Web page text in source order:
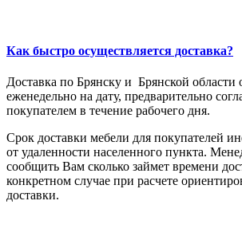
Как быстро осуществляется доставка?
Доставка по Брянску и Брянской области
еженедельно на дату, предварительно
покупателем в течение рабочего дня.
Срок доставки мебели для покупателей
от удаленности населенного пункта.
сообщить Вам сколько займет времени
конкретном случае при расчете
доставки.